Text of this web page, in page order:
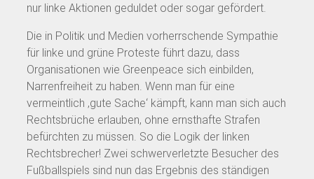
nur linke Aktionen geduldet oder sogar gefördert.
Die in Politik und Medien vorherrschende Sympathie
für linke und grüne Proteste führt dazu, dass
Organisationen wie Greenpeace sich einbilden,
Narrenfreiheit zu haben. Wenn man für eine
vermeintlich ‚gute Sache‘ kämpft, kann man sich auch
Rechtsbrüche erlauben, ohne ernsthafte Strafen
befürchten zu müssen. So die Logik der linken
Rechtsbrecher! Zwei schwerverletzte Besucher des
Fußballspiels sind nun das Ergebnis des ständigen